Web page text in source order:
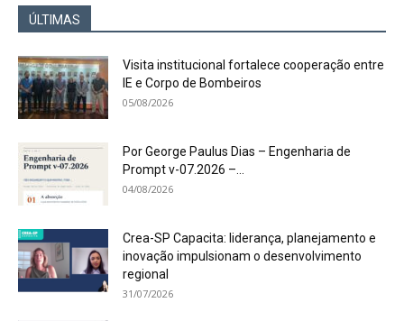
ÚLTIMAS
Visita institucional fortalece cooperação entre
IE e Corpo de Bombeiros
05/08/2026
Por George Paulus Dias – Engenharia de
Prompt v-07.2026 –...
04/08/2026
Crea-SP Capacita: liderança, planejamento e
inovação impulsionam o desenvolvimento
regional
31/07/2026